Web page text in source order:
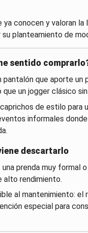
ya conocen y valoran la
su planteamiento de
sentido
pantalón que aporte un
que un jogger clásico
de estilo para
informales
descartarlo
una prenda muy formal
alto rendimiento.
al mantenimiento: el
especial para